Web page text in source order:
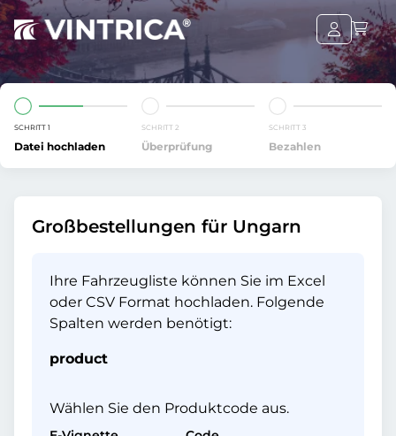
SCHRITT 1
Datei hochladen
SCHRITT 2
Überprüfung
SCHRITT 3
Bezahlen
Großbestellungen für Ungarn
Ihre Fahrzeugliste können Sie im Excel
oder CSV Format hochladen. Folgende
Spalten werden benötigt:
product
Wählen Sie den Produktcode aus.